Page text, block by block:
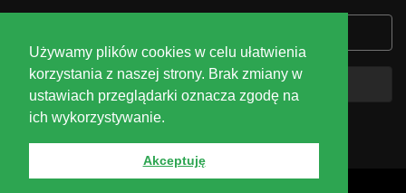
Używamy plików cookies w celu ułatwienia
korzystania z naszej strony. Brak zmiany w
ustawiach przeglądarki oznacza zgodę na
ich wykorzystywanie.
Akceptuję
Zapisz się